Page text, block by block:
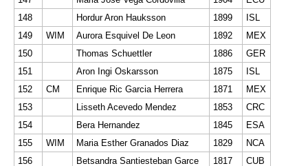
148
Hordur Aron Hauksson 1899
ISL
149
WIM Aurora Esquivel De Leon 1892
MEX
150
Thomas Schuettler 1886
GER
151
Aron Ingi Oskarsson 1875
ISL
152
CM Enrique Ric Garcia Herrera 1871
MEX
153
Lisseth Acevedo Mendez 1853
CRC
154
Bera Hernandez 1845
ESA
155
WIM Maria Esther Granados Diaz 1829
NCA
156
Betsandra Santiesteban Garce 1817
CUB